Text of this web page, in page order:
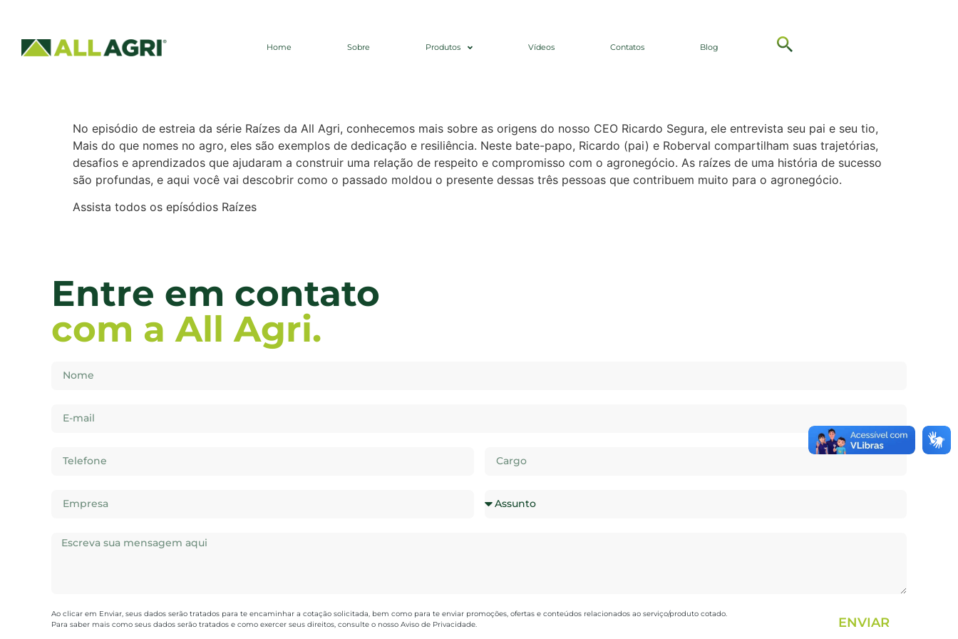
Home Sobre Produtos Vídeos Contatos Blog
Raízes – EP. 01 | Ricardo e Roberval
No episódio de estreia da série Raízes da All Agri, conhecemos mais sobre as origens do nosso CEO Ricardo Segura, ele entrevista seu pai e seu tio,
Mais do que nomes no agro, eles são exemplos de dedicação e resiliência. Neste bate-papo, Ricardo (pai) e Roberval compartilham suas trajetórias,
desafios e aprendizados que ajudaram a construir uma relação de respeito e compromisso com o agronegócio. As raízes de uma história de sucesso
são profundas, e aqui você vai descobrir como o passado moldou o presente dessas três pessoas que contribuem muito para o agronegócio.
Assista todos os epísódios Raízes
Entre em contato
com a All Agri.
Ao clicar em Enviar, seus dados serão tratados para te encaminhar a cotação solicitada, bem como para te enviar promoções, ofertas e conteúdos relacionados ao serviço/produto cotado.
Para saber mais como seus dados serão tratados e como exercer seus direitos, consulte o nosso Aviso de Privacidade.
ENVIAR